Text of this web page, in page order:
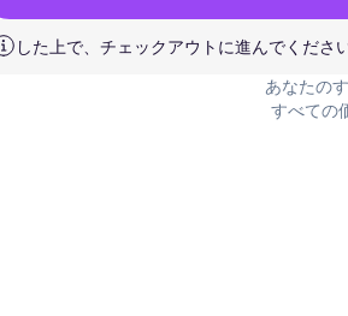
した上で、チェックアウトに進んでください
あなたの
すべての